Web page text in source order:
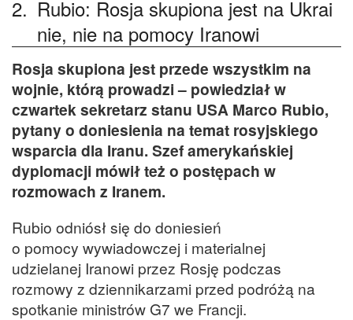
2. Rubio: Rosja skupiona jest na Ukrai
nie, nie na pomocy Iranowi
Rosja skupiona jest przede wszystkim na
wojnie, którą prowadzi – powiedział w
czwartek sekretarz stanu USA Marco Rubio,
pytany o doniesienia na temat rosyjskiego
wsparcia dla Iranu. Szef amerykańskiej
dyplomacji mówił też o postępach w
rozmowach z Iranem.
Rubio odniósł się do doniesień
o pomocy wywiadowczej i materialnej
udzielanej Iranowi przez Rosję podczas
rozmowy z dziennikarzami przed podróżą na
spotkanie ministrów G7 we Francji.